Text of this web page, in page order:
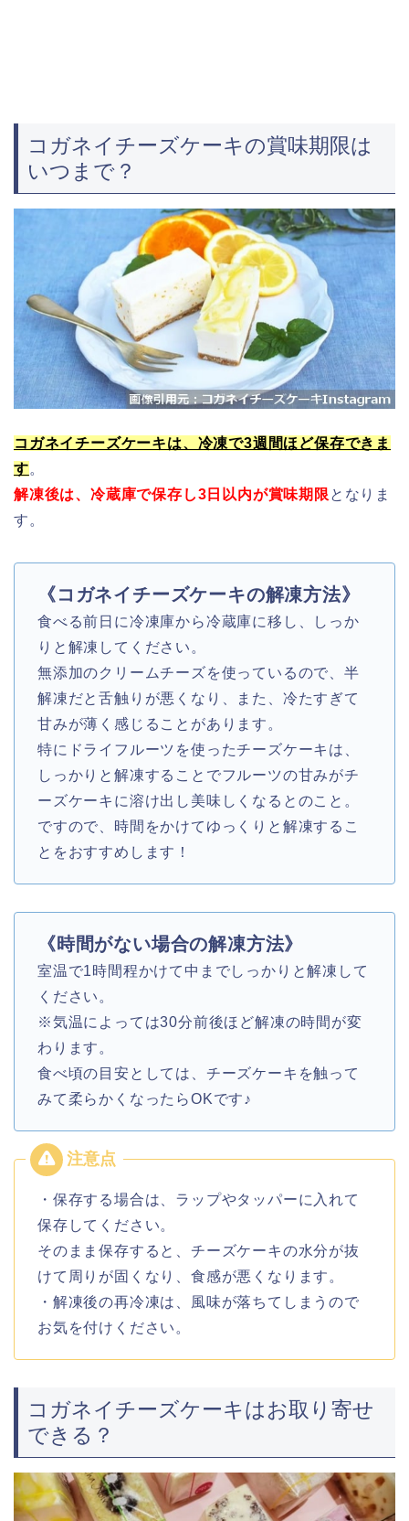
コガネイチーズケーキの賞味期限は
いつまで？
コガネイチーズケーキは、冷凍で3週間ほど保存できま
す。
解凍後は、冷蔵庫で保存し3日以内が賞味期限 となりま
す。
《コガネイチーズケーキの解凍方法》
食べる前日に冷凍庫から冷蔵庫に移し、しっか
りと解凍してください。
無添加のクリームチーズを使っているので、半
解凍だと舌触りが悪くなり、また、冷たすぎて
甘みが薄く感じることがあります。
特にドライフルーツを使ったチーズケーキは、
しっかりと解凍することでフルーツの甘みがチ
ーズケーキに溶け出し美味しくなるとのこと。
ですので、時間をかけてゆっくりと解凍するこ
とをおすすめします！
《時間がない場合の解凍方法》
室温で1時間程かけて中までしっかりと解凍して
ください。
※気温によっては30分前後ほど解凍の時間が変
わります。
食べ頃の目安としては、チーズケーキを触って
みて柔らかくなったらOKです♪
・保存する場合は、ラップやタッパーに入れて
保存してください。
そのまま保存すると、チーズケーキの水分が抜
けて周りが固くなり、食感が悪くなります。
・解凍後の再冷凍は、風味が落ちてしまうので
お気を付けください。
コガネイチーズケーキはお取り寄せ
できる？